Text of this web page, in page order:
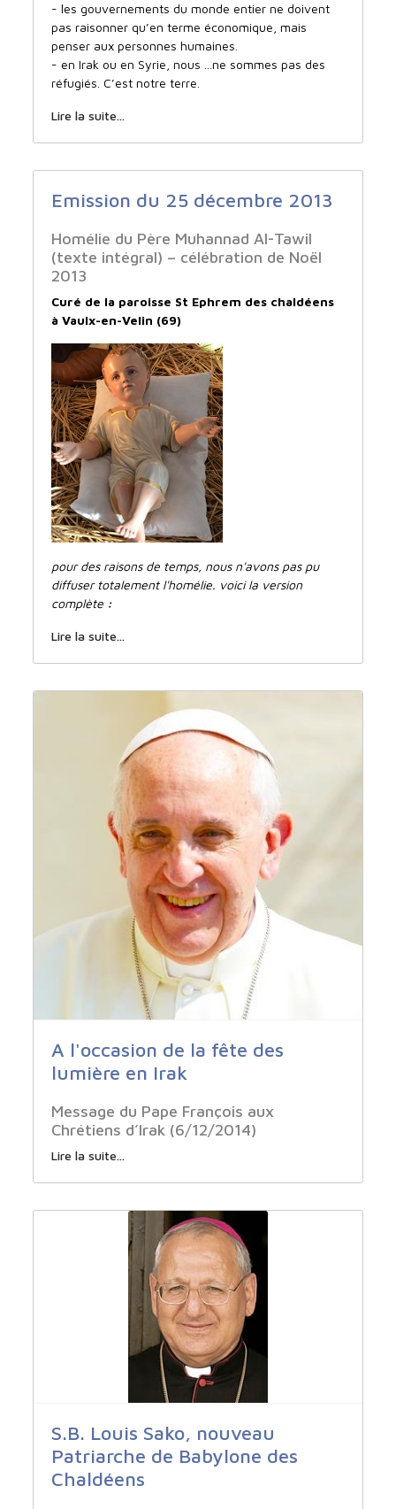
- les gouvernements du monde entier ne doivent
pas raisonner qu’en terme économique, mais
penser aux personnes humaines.
- en Irak ou en Syrie, nous
...ne sommes pas des
réfugiés. C’est notre terre.
Lire la suite...
Emission du 25 décembre 2013
Homélie du Père Muhannad Al-Tawil
(texte intégral) – célébration de Noël
2013
Curé de la paroisse St Ephrem des chaldéens
à Vaulx-en-Velin (69)
pour des raisons de temps, nous n'avons pas pu
diffuser totalement l'homélie. voici la version
complète :
Lire la suite...
A l'occasion de la fête des
lumière en Irak
Message du Pape François aux
Chrétiens d’Irak (6/12/2014)
Lire la suite...
S.B. Louis Sako, nouveau
Patriarche de Babylone des
Chaldéens